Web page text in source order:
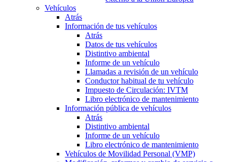
Vehículos
Atrás
Información de tus vehículos
Atrás
Datos de tus vehículos
Distintivo ambiental
Informe de un vehículo
Llamadas a revisión de un vehículo
Conductor habitual de tu vehículo
Impuesto de Circulación: IVTM
Libro electrónico de mantenimiento
Información pública de vehículos
Atrás
Distintivo ambiental
Informe de un vehículo
Libro electrónico de mantenimiento
Vehículos de Movilidad Personal (VMP)